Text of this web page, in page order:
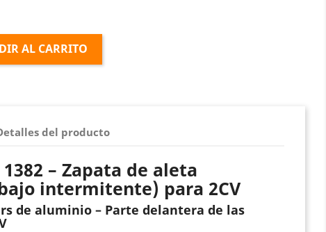
AL CARRITO
del producto
– Zapata de aleta
intermitente) para 2CV
de aluminio – Parte delantera de las